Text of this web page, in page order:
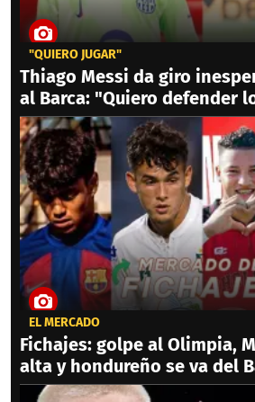
"QUIERO JUGAR"
Thiago Messi da giro
al Barca: "Quiero defender
EL MERCADO
Fichajes: golpe al Olimpia,
alta y hondureño se va del